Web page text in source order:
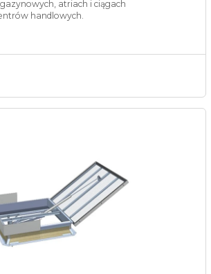
atriach i ciągach
handlowych.